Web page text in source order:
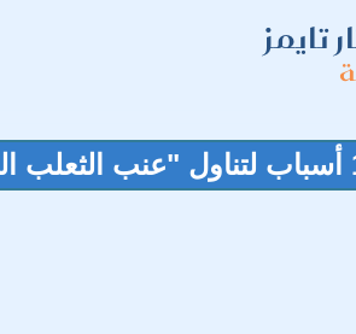
تايمز